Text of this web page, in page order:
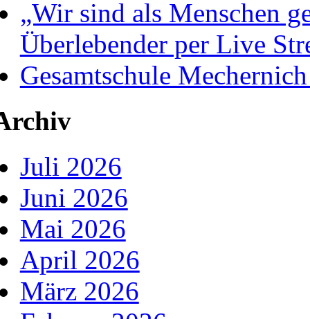
„Wir sind als Menschen
Überlebender per Live
Gesamtschule
Juli 2026
Juni 2026
Mai 2026
April 2026
März 2026